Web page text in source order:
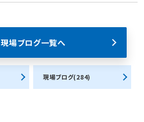
現場ブログ一覧へ
現場ブログ(284)